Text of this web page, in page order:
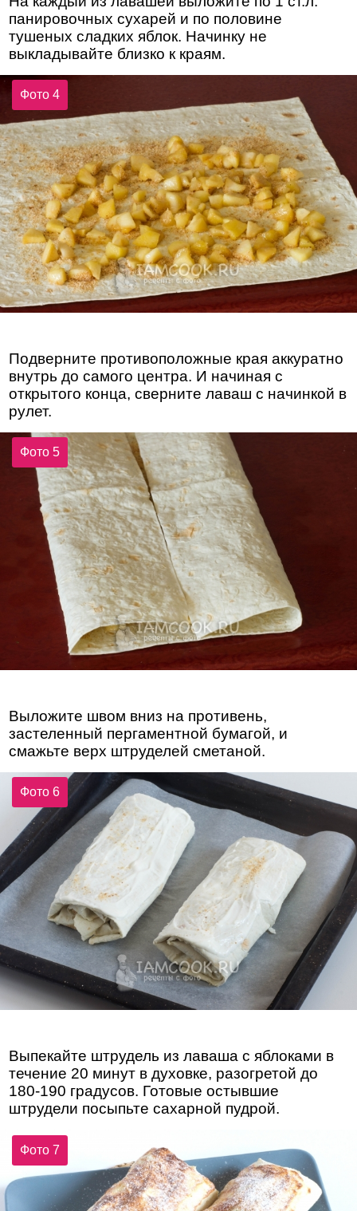
панировочных сухарей и по половине
тушеных сладких яблок. Начинку не
выкладывайте близко к краям.
Фото 4
Подверните противоположные края аккуратно
внутрь до самого центра. И начиная с
открытого конца, сверните лаваш с начинкой в
рулет.
Фото 5
Выложите швом вниз на противень,
застеленный пергаментной бумагой, и
смажьте верх штруделей сметаной.
Фото 6
Выпекайте штрудель из лаваша с яблоками в
течение 20 минут в духовке, разогретой до
180-190 градусов. Готовые остывшие
штрудели посыпьте сахарной пудрой.
Фото 7